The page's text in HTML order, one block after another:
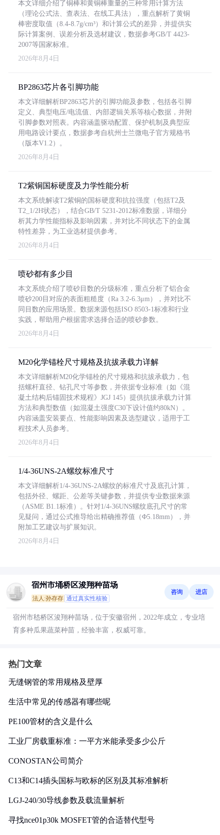
本文详细介绍了铜棒和黄铜棒重量的三种常用计算方法
（理论公式法、查表法、在线工具法），重点解析了黄铜
棒密度取值（8.4-8.7g/cm³）和计算公式的差异，并提供实
际计算案例、误差分析及选材建议，数据参考GB/T 4423-
2007等国家标准。
2026年8月4日
BP2863芯片各引脚功能
本文详细解析BP2863芯片的引脚功能及参数，包括各引脚
定义、典型电压/电流值、内部逻辑关系等核心数据，并附
引脚参数对照表。内容涵盖驱动配置、保护机制及典型应
用电路设计要点，数据参考自杭州士兰微电子官方规格书
（版本V1.2）。
2026年8月4日
T2紫铜国标硬度及力学性能分析
本文系统解读T2紫铜的国标硬度和抗拉强度（包括T2及
T2_1/2H状态），结合GB/T 5231-2012标准数据，详细分
析其力学性能指标及影响因素，并对比不同状态下的金属
特性差异，为工业选材提供参考。
2026年8月4日
喷砂都有多少目
本文系统介绍了喷砂目数的分级标准，重点分析了铝合金
喷砂200目对应的表面粗糙度（Ra 3.2-6.3μm），并对比不
同目数的应用场景。数据来源包括ISO 8503-1标准和行业
实践，帮助用户根据需求选择合适的喷砂参数。
2026年8月4日
M20化学锚栓尺寸规格及抗拔承载力详解
本文详细解析M20化学锚栓的尺寸规格和抗拔承载力，包
括螺杆直径、钻孔尺寸等参数，并依据专业标准（如《混
凝土结构后锚固技术规程》JGJ 145）提供抗拔承载力计算
方法和典型数值（如混凝土强度C30下设计值约80kN）。
内容涵盖安装要点、性能影响因素及选型建议，适用于工
程技术人员参考。
2026年8月4日
1/4-36UNS-2A螺纹标准尺寸
本文详细解析1/4-36UNS-2A螺纹的标准尺寸及底孔计算，
包括外径、螺距、公差等关键参数，并提供专业数据来源
（ASME B1.1标准）。针对1/4-36UNS螺纹底孔尺寸的常
见疑问，通过公式推导给出精确推荐值（Φ5.18mm），并
附加工艺建议与扩展知识。
2026年8月4日
宿州市埇桥区浚翔种苗场
法人:孙存存 通过真实性核验
咨询 进店
宿州市嵇桥区浚翔种苗场，位于安徽宿州，2022年成立，专业培
育多种瓜果蔬菜种苗，经验丰富，权威可靠。
热门文章
无缝钢管的常用规格及壁厚
生活中常见的传感器有哪些呢
PE100管材的含义是什么
工业厂房载重标准：一平方米能承受多少公斤
CONOSTAN公司简介
C13和C14插头国标与欧标的区别及其标准解析
LGJ-240/30导线参数及载流量解析
寻找nce01p30k MOSFET管的合适替代型号